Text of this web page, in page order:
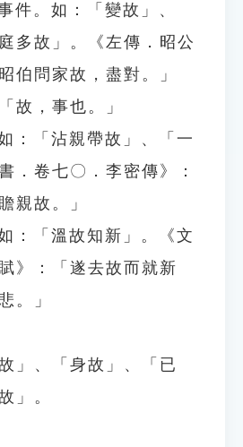
件。如：「變故」、
多故」。《左傳．昭公
伯問家故，盡對。」
故，事也。」
：「沾親帶故」、「一
．卷七〇．李密傳》：
親故。」
：「溫故知新」。《文
》：「遂去故而就新
。」
」、「身故」、「已
」。